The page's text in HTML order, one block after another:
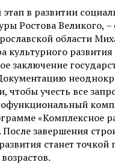
в развитии
Ростова Великого, –
области
культурного
заключение
чтобы учесть все
«Комплексное
завершения
станет